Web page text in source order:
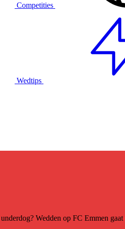
Competities
Wedtips
Wedden op FC Emmen